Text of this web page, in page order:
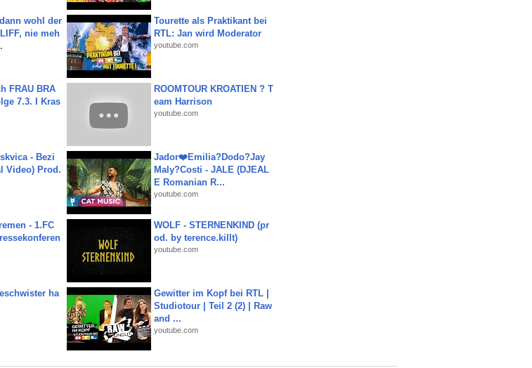
wohl der
nie meh
Tourette als Praktikant bei
RTL: Jan wird Moderator
youtube.com
FRAU BRA
7.3. I Kras
ROOMTOUR KROATIEN ? T
eam Harrison
youtube.com
- Bezi
Video) Prod.
Jador❤️Emilia?Dodo?Jay
Maly?Costi - JALE (DJEAL
E Romanian R...
youtube.com
- 1.FC
WOLF - STERNENKIND (pr
od. by terence.killt)
youtube.com
ha
Gewitter im Kopf bei RTL |
Studiotour | Teil 2 (2) | Raw
and ...
youtube.com